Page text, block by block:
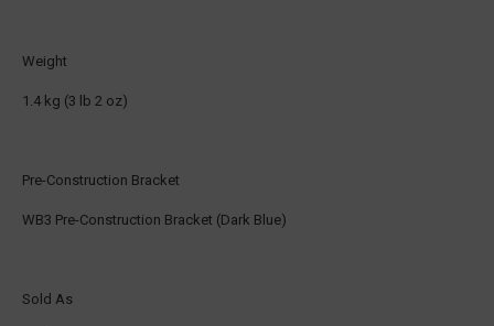
Weight
1.4 kg (3 lb 2 oz)
Pre-Construction Bracket
WB3 Pre-Construction Bracket (Dark Blue)
Sold As